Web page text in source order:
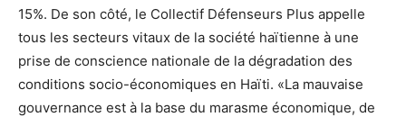
15%. De son côté, le Collectif Défenseurs Plus appelle
tous les secteurs vitaux de la société haïtienne à une
prise de conscience nationale de la dégradation des
conditions socio-économiques en Haïti. «La mauvaise
gouvernance est à la base du marasme économique, de